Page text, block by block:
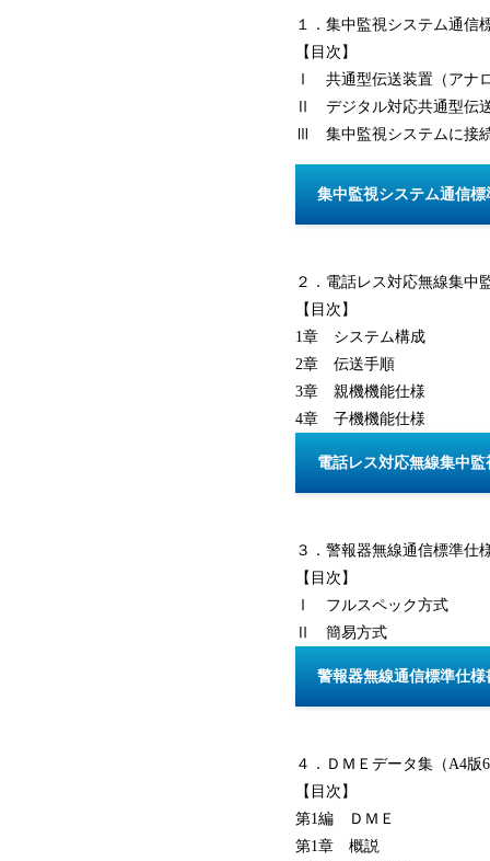
１．集中監視システム通信
【目次】
Ⅰ 共通型伝送装置（アナ
Ⅱ デジタル対応共通型伝
Ⅲ 集中監視システムに接
集中監視システム通信
２．電話レス対応無線集中
【目次】
1章 システム構成
2章 伝送手順
3章 親機機能仕様
4章 子機機能仕様
電話レス対応無線集中
３．警報器無線通信標準仕
【目次】
Ⅰ フルスペック方式
Ⅱ 簡易方式
警報器無線通信標準仕
４．ＤＭＥデータ集（A4版
【目次】
第1編 ＤＭＥ
第1章 概説